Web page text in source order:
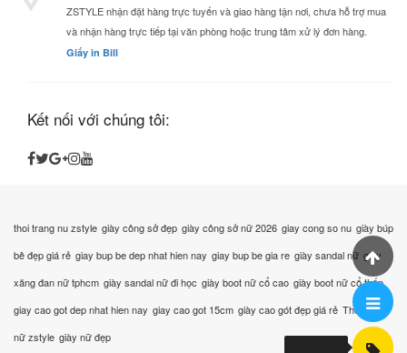
ZSTYLE nhận đặt hàng trực tuyến và giao hàng tận nơi, chưa hỗ trợ mua
và nhận hàng trực tiếp tại văn phòng hoặc trung tâm xử lý đơn hàng.
Giấy in Bill
Kết nối với chúng tôi:
thoi trang nu zstyle giày công sở đẹp giày công sở nữ 2026 giay cong so nu giày búp
bê đẹp giá rẻ giay bup be dep nhat hien nay giay bup be gia re giày sandal nữ giày
xăng đan nữ tphcm giày sandal nữ đi học giày boot nữ cổ cao giày boot nữ cổ thấp
giay cao got dep nhat hien nay giay cao got 15cm giày cao gót đẹp giá rẻ Thời trang
nữ zstyle giày nữ đẹp